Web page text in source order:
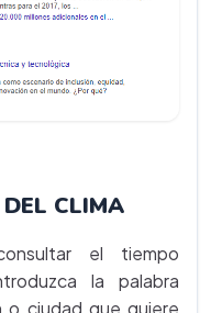
DEL CLIMA
el tiempo
la palabra
o ciudad que quiere